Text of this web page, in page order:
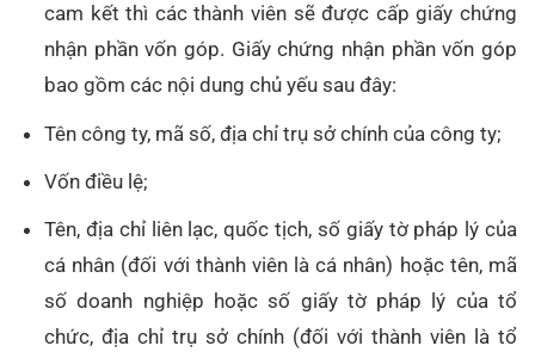
cam kết thì các thành viên sẽ được cấp giấy chứng
nhận phần vốn góp. Giấy chứng nhận phần vốn góp
bao gồm các nội dung chủ yếu sau đây:
Tên công ty, mã số, địa chỉ trụ sở chính của công ty;
Vốn điều lệ;
Tên, địa chỉ liên lạc, quốc tịch, số giấy tờ pháp lý của
cá nhân (đối với thành viên là cá nhân) hoặc tên, mã
số doanh nghiệp hoặc số giấy tờ pháp lý của tổ
chức, địa chỉ trụ sở chính (đối với thành viên là tổ